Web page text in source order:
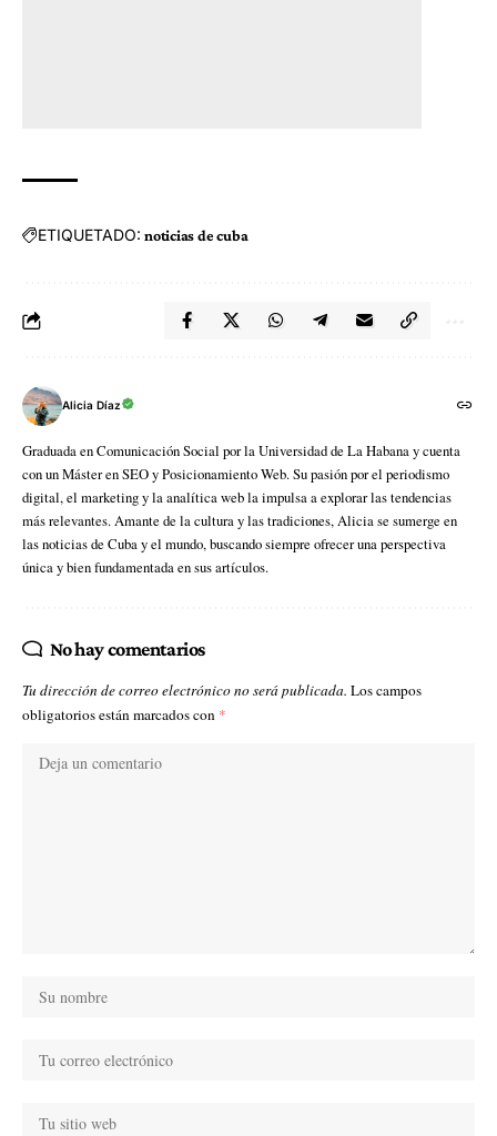
ETIQUETADO: noticias de cuba
Alicia Díaz
Graduada en Comunicación Social por la Universidad de La Habana y cuenta
con un Máster en SEO y Posicionamiento Web. Su pasión por el periodismo
digital, el marketing y la analítica web la impulsa a explorar las tendencias
más relevantes. Amante de la cultura y las tradiciones, Alicia se sumerge en
las noticias de Cuba y el mundo, buscando siempre ofrecer una perspectiva
única y bien fundamentada en sus artículos.
No hay comentarios
Tu dirección de correo electrónico no será publicada. Los campos
obligatorios están marcados con *